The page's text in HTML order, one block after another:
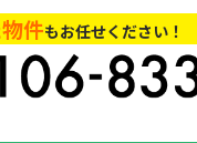
件もお任せください！